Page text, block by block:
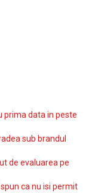
prima data in peste
sub brandul
de evaluarea pe
ca nu isi permit